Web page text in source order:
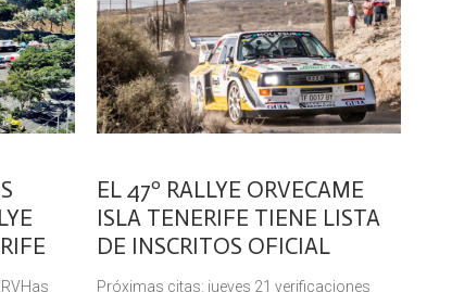
EL 47º RALLYE ORVECAME
ISLA TENERIFE TIENE LISTA
DE INSCRITOS OFICIAL
Próximas citas: jueves 21 verificaciones